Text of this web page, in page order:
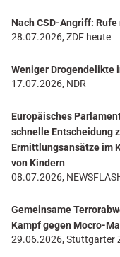
Nach CSD-Angriff:
28.07.2026, ZDF heute
Weniger Drogendelikte
17.07.2026, NDR
Europäisches
schnelle Entscheidung
Ermittlungsansätze im
von Kindern
08.07.2026,
Gemeinsame
Kampf gegen Mocro-
29.06.2026, Stuttgarter